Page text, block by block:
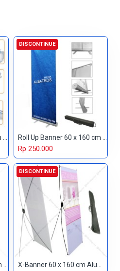
DISCONTINUE
Rp 250.000
DISCONTINUE